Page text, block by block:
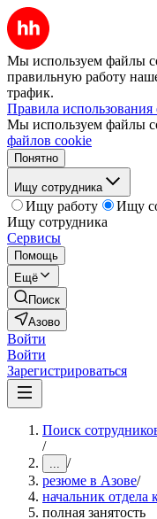
Мы используем файлы
правильную работу
трафик.
Правила
Мы используем файлы
файлов cookie
Понятно
Ищу сотрудника
Ищу работу
Ищу
Ищу сотрудника
Сервисы
Помощь
Ещё
Поиск
Азово
Войти
Войти
Зарегистрироваться
Поиск
/
... /
резюме в Азове/
начальник отдела
полная занятость